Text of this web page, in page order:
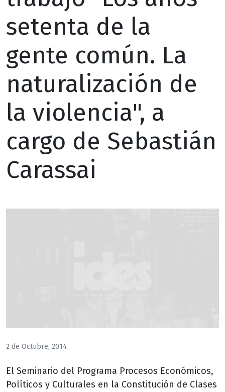
setenta de la
gente común. La
naturalización de
la violencia", a
cargo de Sebastián
Carassai
2 de Octubre, 2014
El Seminario del Programa Procesos Económicos,
Políticos y Culturales en la Constitución de Clases